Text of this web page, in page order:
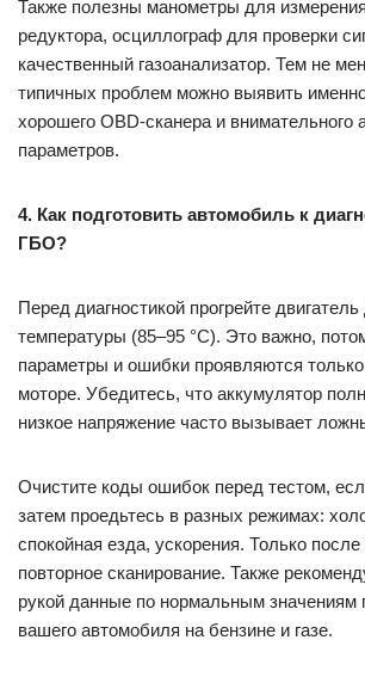
Также полезны манометры для
редуктора, осциллограф для проверки
качественный газоанализатор. Тем не
типичных проблем можно выявить
хорошего OBD-сканера и внимательного
параметров.
4. Как подготовить автомобиль к
ГБО?
Перед диагностикой прогрейте
температуры (85–95 °C). Это важно,
параметры и ошибки проявляются
моторе. Убедитесь, что аккумулятор
низкое напряжение часто вызывает
Очистите коды ошибок перед тестом,
затем проедьтесь в разных режимах:
спокойная езда, ускорения. Только после
повторное сканирование. Также
рукой данные по нормальным значениям
вашего автомобиля на бензине и газе.